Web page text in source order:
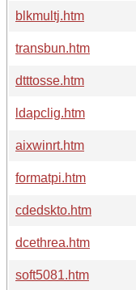
blkmultj.htm
transbun.htm
dtttosse.htm
ldapclig.htm
aixwinrt.htm
formatpi.htm
cdedskto.htm
dcethrea.htm
soft5081.htm